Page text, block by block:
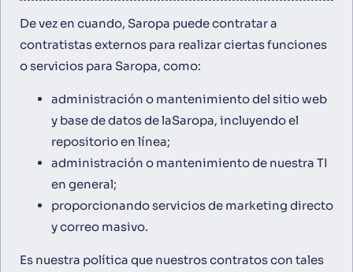
De vez en cuando, Saropa puede contratar a
contratistas externos para realizar ciertas funciones
o servicios para Saropa, como:
administración o mantenimiento del sitio web
y base de datos de laSaropa, incluyendo el
repositorio en línea;
administración o mantenimiento de nuestra TI
en general;
proporcionando servicios de marketing directo
y correo masivo.
Es nuestra política que nuestros contratos con tales